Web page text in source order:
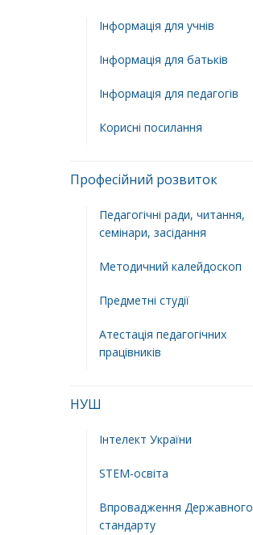
Інформація для учнів
Інформація для батьків
Інформація для педагогів
Корисні посилання
Професійний розвиток
Педагогічні ради, читання,
семінари, засідання
Методичний калейдоскоп
Предметні студії
Атестація педагогічних
працівників
НУШ
Інтелект України
STEM-освіта
Впровадження Державного
стандарту